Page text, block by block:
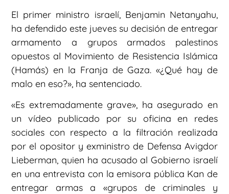
El primer ministro israelí, Benjamin Netanyahu,
ha defendido este jueves su decisión de entregar
armamento a grupos armados palestinos
opuestos al Movimiento de Resistencia Islámica
(Hamás) en la Franja de Gaza. «¿Qué hay de
malo en eso?», ha sentenciado.
«Es extremadamente grave», ha asegurado en
un vídeo publicado por su oficina en redes
sociales con respecto a la filtración realizada
por el opositor y exministro de Defensa Avigdor
Lieberman, quien ha acusado al Gobierno israelí
en una entrevista con la emisora pública Kan de
entregar armas a «grupos de criminales y